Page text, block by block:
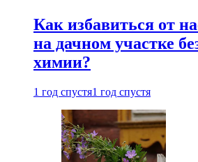
Как избавиться от
на дачном участке
химии?
1 год спустя1 год спустя